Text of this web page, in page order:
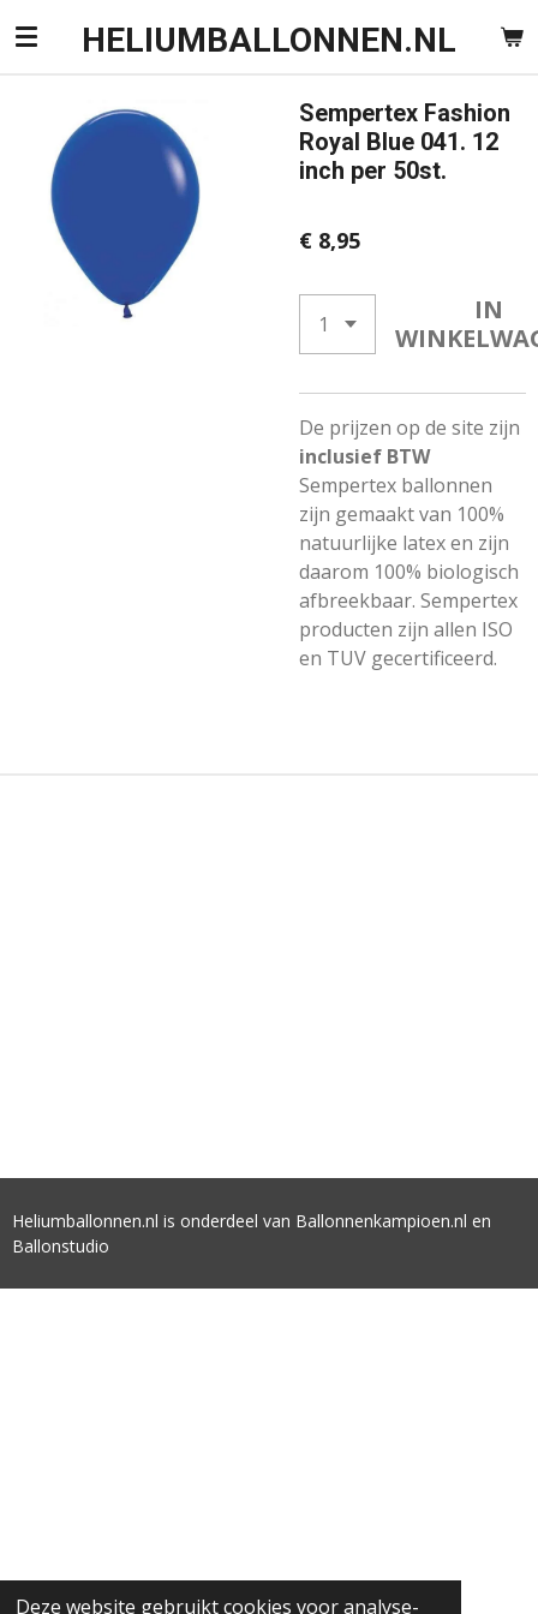
Deze website gebruikt cookies voor analyse-
Ga
direct
hoofdinhoud
HELIUMBALLONNEN.NL
Sempertex Fashion
Royal Blue 041. 12
inch per 50st.
€ 8,95
IN
De prijzen op de site zijn
inclusief BTW
Sempertex ballonnen
zijn gemaakt van 100%
natuurlijke latex en zijn
daarom 100% biologisch
afbreekbaar. Sempertex
producten zijn allen ISO
en TUV gecertificeerd.
Heliumballonnen.nl is onderdeel van Ballonnenkampioen.nl en
Ballonstudio